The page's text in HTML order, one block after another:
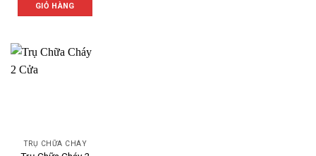
GIỎ HÀNG
TRỤ CHỮA CHÁY